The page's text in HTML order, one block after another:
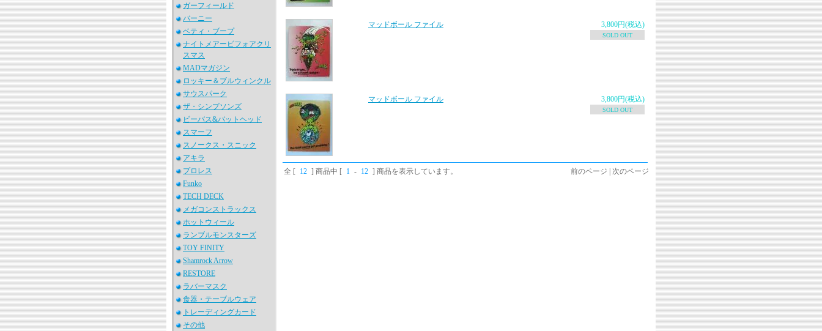
ガーフィールド
バーニー
ベティ・ブープ
ナイトメアービフォアクリ
スマス
MADマガジン
ロッキー＆ブルウィンクル
サウスパーク
ザ・シンプソンズ
ビーバス&バットヘッド
スマーフ
スノークス・スニック
アキラ
プロレス
Funko
TECH DECK
メガコンストラックス
ホットウィール
ランブルモンスターズ
TOY FINITY
Shamrock Arrow
RESTORE
ラバーマスク
食器・テーブルウェア
トレーディングカード
その他
3,800円(税込)
SOLD OUT
マッドボール ファイル
3,800円(税込)
SOLD OUT
マッドボール ファイル
全 [ 12 ] 商品中 [ 1 - 12 ] 商品を表示しています。 前のページ | 次のページ